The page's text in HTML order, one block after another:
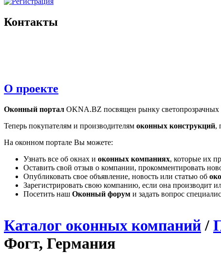
Контакты
О проекте
Оконный портал OKNA.BZ посвящен рынку светопрозрачных
Теперь покупателям и производителям оконных конструкций,
На оконном портале Вы можете:
Узнать все об окнах и оконных компаниях, которые их
Оставить свой отзыв о компании, прокомментировать
Опубликовать свое объявление, новость или статью об
Зарегистрировать свою компанию, если она производит
Посетить наш Оконный форум и задать вопрос
Каталог оконных компаний /
Фогт, Германия